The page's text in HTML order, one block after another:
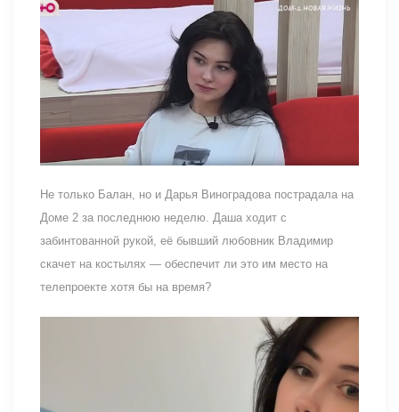
Не только Балан, но и Дарья Виноградова пострадала на
Доме 2 за последнюю неделю. Даша ходит с
забинтованной рукой, её бывший любовник Владимир
скачет на костылях — обеспечит ли это им место на
телепроекте хотя бы на время?